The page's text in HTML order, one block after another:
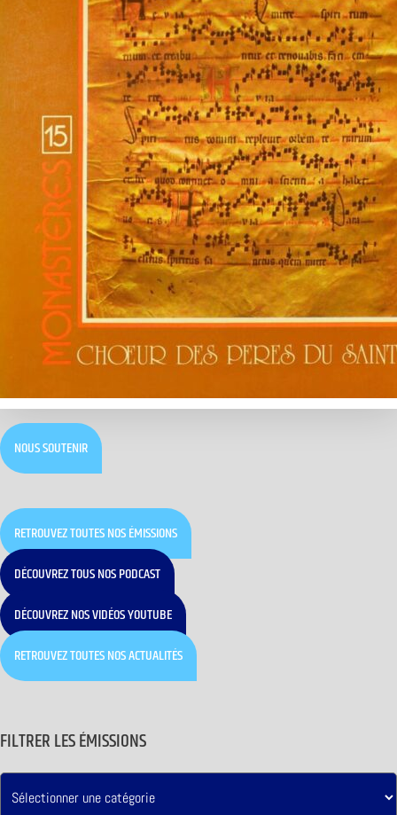
NOUS SOUTENIR
RETROUVEZ TOUTES NOS ÉMISSIONS
DÉCOUVREZ TOUS NOS PODCAST
DÉCOUVREZ NOS VIDÉOS YOUTUBE
RETROUVEZ TOUTES NOS ACTUALITÉS
FILTRER LES ÉMISSIONS